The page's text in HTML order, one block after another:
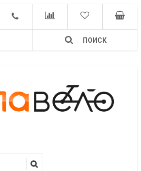
ПОИСК